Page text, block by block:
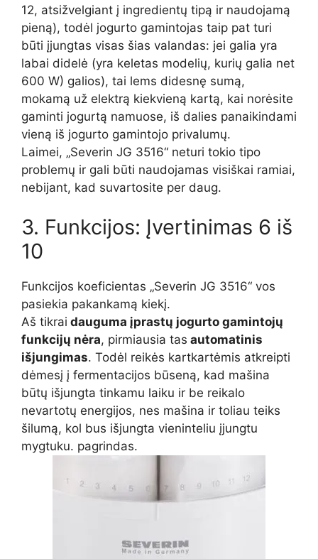
12, atsižvelgiant į ingredientų tipą ir naudojamą
pieną), todėl jogurto gamintojas taip pat turi
būti įjungtas visas šias valandas: jei galia yra
labai didelė (yra keletas modelių, kurių galia net
600 W) galios), tai lems didesnę sumą,
mokamą už elektrą kiekvieną kartą, kai norėsite
gaminti jogurtą namuose, iš dalies panaikindami
vieną iš jogurto gamintojo privalumų.
Laimei, „Severin JG 3516“ neturi tokio tipo
problemų ir gali būti naudojamas visiškai ramiai,
nebijant, kad suvartosite per daug.
3. Funkcijos: Įvertinimas 6 iš
10
Funkcijos koeficientas „Severin JG 3516“ vos
pasiekia pakankamą kiekį.
Aš tikrai dauguma įprastų jogurto gamintojų
funkcijų nėra, pirmiausia tas automatinis
išjungimas. Todėl reikės kartkartėmis atkreipti
dėmesį į fermentacijos būseną, kad mašina
būtų išjungta tinkamu laiku ir be reikalo
nevartotų energijos, nes mašina ir toliau teiks
šilumą, kol bus išjungta vieninteliu įjungtu
mygtuku. pagrindas.